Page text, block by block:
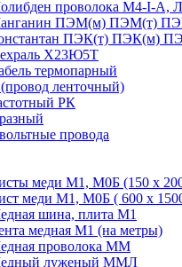
проволока М4-I-А,
ПЭМ(м) ПЭМ(т)
ПЭК(т) ПЭК(м)
Х23Ю5Т
термопарный
ленточный)
РК
провода
меди М1, М0Б (150 х
меди М1, М0Б ( 600 х
шина, плита М1
медная М1 (на метры)
проволока ММ
луженый ММЛ